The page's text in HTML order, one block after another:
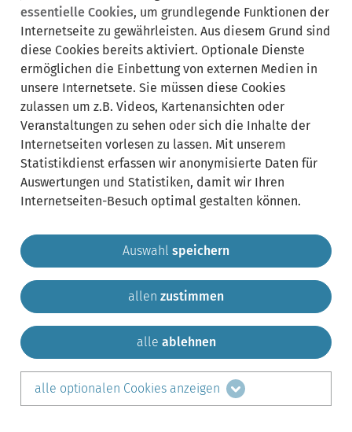
Gemeinde Krailling Impressum
Sitemap
Kontakt
teilen auf:
LinkedIn
essentielle Cookies, um grundlegende Funktionen der
Internetseite zu gewährleisten. Aus diesem Grund sind
diese Cookies bereits aktiviert. Optionale Dienste
ermöglichen die Einbettung von externen Medien in
unsere Internetsete. Sie müssen diese Cookies
zulassen um z.B. Videos, Kartenansichten oder
Veranstaltungen zu sehen oder sich die Inhalte der
Internetseiten vorlesen zu lassen. Mit unserem
Statistikdienst erfassen wir anonymisierte Daten für
Auswertungen und Statistiken, damit wir Ihren
Internetseiten-Besuch optimal gestalten können.
Auswahl speichern
allen zustimmen
alle ablehnen
alle optionalen Cookies anzeigen